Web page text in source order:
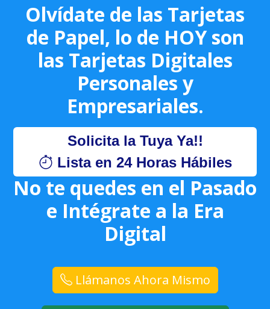
Olvídate de las Tarjetas
de Papel, lo de HOY son
las Tarjetas Digitales
Personales y
Empresariales.
Solicita la Tuya Ya!!
Lista en 24 Horas Hábiles
No te quedes en el Pasado
e Intégrate a la Era
Digital
Llámanos Ahora Mismo